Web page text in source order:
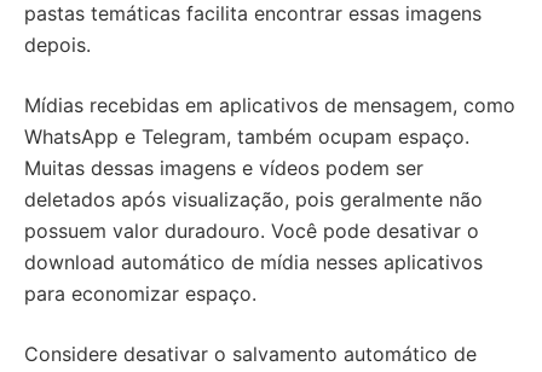
pastas temáticas facilita encontrar essas imagens
depois.
Mídias recebidas em aplicativos de mensagem, como
WhatsApp e Telegram, também ocupam espaço.
Muitas dessas imagens e vídeos podem ser
deletados após visualização, pois geralmente não
possuem valor duradouro. Você pode desativar o
download automático de mídia nesses aplicativos
para economizar espaço.
Considere desativar o salvamento automático de